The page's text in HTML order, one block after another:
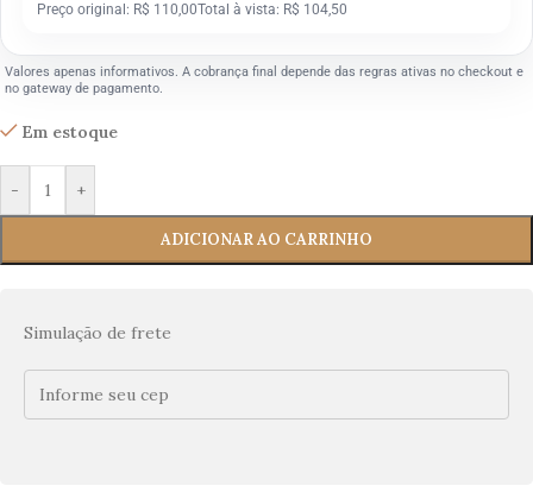
Preço original: R$ 110,00Total à vista: R$ 104,50
Valores apenas informativos. A cobrança final depende das regras ativas no checkout e
no gateway de pagamento.
Em estoque
- +
ADICIONAR AO CARRINHO
Simulação de frete